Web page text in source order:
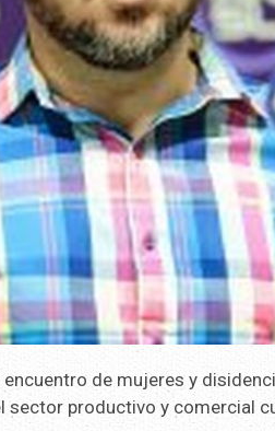
de mujeres y
sector productivo y comercial